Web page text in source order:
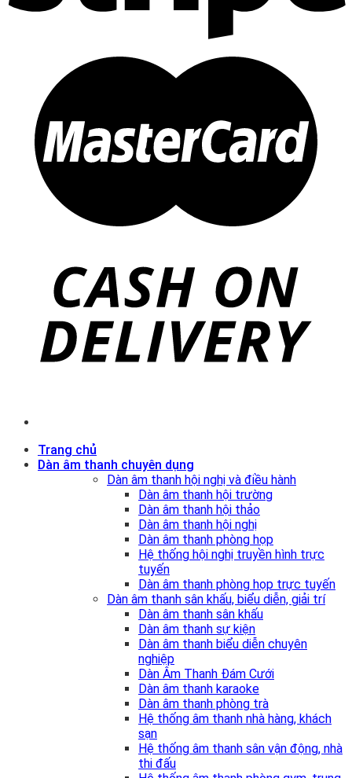
Trang chủ
Dàn âm thanh chuyên dụng
Dàn âm thanh hội nghị và điều hành
Dàn âm thanh hội trường
Dàn âm thanh hội thảo
Dàn âm thanh hội nghị
Dàn âm thanh phòng họp
Hệ thống hội nghị truyền hình trực
tuyến
Dàn âm thanh phòng họp trực tuyến
Dàn âm thanh sân khấu, biểu diễn, giải trí
Dàn âm thanh sân khấu
Dàn âm thanh sự kiện
Dàn âm thanh biểu diễn chuyên
nghiệp
Dàn Âm Thanh Đám Cưới
Dàn âm thanh karaoke
Dàn âm thanh phòng trà
Hệ thống âm thanh nhà hàng, khách
sạn
Hệ thống âm thanh sân vận động, nhà
thi đấu